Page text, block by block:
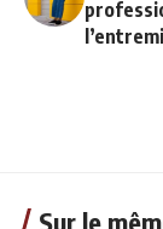
Sur le